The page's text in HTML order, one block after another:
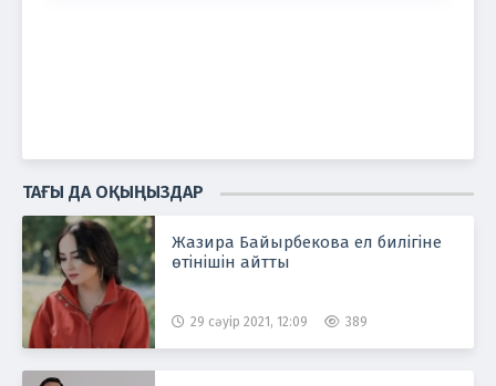
ТАҒЫ ДА ОҚЫҢЫЗДАР
Жазира Байырбекова ел билігіне
өтінішін айтты
29 сәуір 2021, 12:09 389